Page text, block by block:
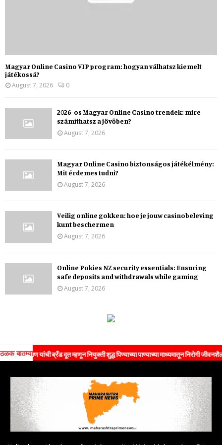
Magyar Online Casino VIP program: hogyan válhatsz kiemelt
játékossá?
August 7, 2026
0
2026-os Magyar Online Casino trendek: mire
számíthatsz a jövőben?
August 7, 2026
Magyar Online Casino biztonságos játékélmény:
Mit érdemes tudni?
August 7, 2026
Veilig online gokken: hoe je jouw casinobeleving
kunt beschermen
August 7, 2026
Online Pokies NZ security essentials: Ensuring
safe deposits and withdrawals while gaming
August 7, 2026
ठळक बातम्या
सोमण यांची ब्रँड दूत म्हणून नियुक्ती शुद्ध पिण्याच्या पाण्याच्या माध्यमातून निरोगी जीवनशैलीचा